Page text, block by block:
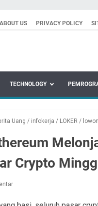
ABOUT US PRIVACY POLICY
TECHNOLOGY
Uang / infokerja / LOKER /
Crypto